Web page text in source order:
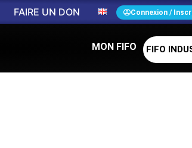
FAIRE UN DON Connexion /
MON FIFO FIFO